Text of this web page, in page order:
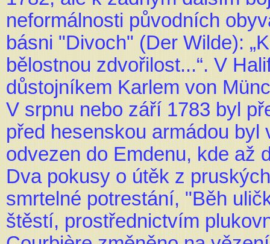
neformálnosti původních
básni "Divoch" (Der Wilde):
bělostnou zdvořilost...“. V
důstojníkem Karlem von
V srpnu nebo září 1783 byl
před hesenskou armádou
odvezen do Emdenu, kde až
Dva pokusy o útěk z
smrtelné potrestání, "Běh
štěstí, prostřednictvím